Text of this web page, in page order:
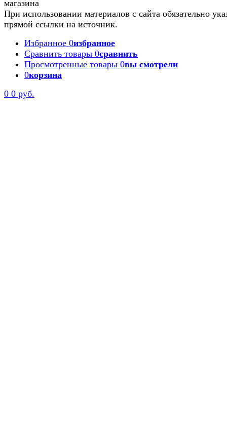
При использовании материалов с сайта обязательно
прямой ссылки на источник.
Избранное 0избранное
Сравнить товары 0сравнить
Просмотренные товары 0вы смотрели
0корзина
0 0 руб.